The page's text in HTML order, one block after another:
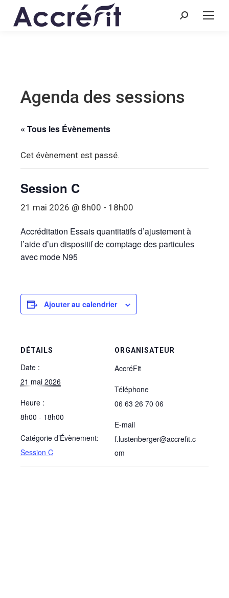
Recherche
Agenda des sessions
« Tous les Évènements
Cet évènement est passé.
Session C
21 mai 2026 @ 8h00 - 18h00
Accréditation Essais quantitatifs d’ajustement à
l’aide d’un dispositif de comptage des particules
avec mode N95
Ajouter au calendrier
DÉTAILS
Date :
21 mai 2026
Heure :
8h00 - 18h00
Catégorie d’Évènement:
Session C
ORGANISATEUR
AccréFit
Téléphone
06 63 26 70 06
E-mail
f.lustenberger@accrefit.c
om